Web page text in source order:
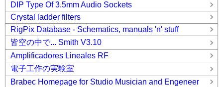
DIP Type Of 3.5mm Audio Sockets
Crystal ladder filters
RigPix Database - Schematics, manuals 'n' stuff
皆空の中で... Smith V3.10
Amplificadores Lineales RF
電子工作の実験室
Brabec Homepage for Studio Musician and Engeneer